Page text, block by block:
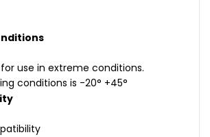
use in extreme conditions.
conditions is -20° +45°